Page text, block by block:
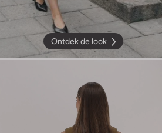
Ontdek de look